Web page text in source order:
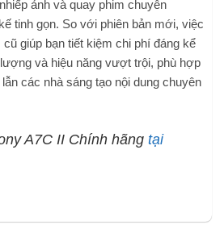
ảnh và quay phim chuyên
tinh gọn. So với phiên bản mới, việc
giúp bạn tiết kiệm chi phí đáng kể
và hiệu năng vượt trội, phù hợp
các nhà sáng tạo nội dung chuyên
A7C II Chính hãngtại